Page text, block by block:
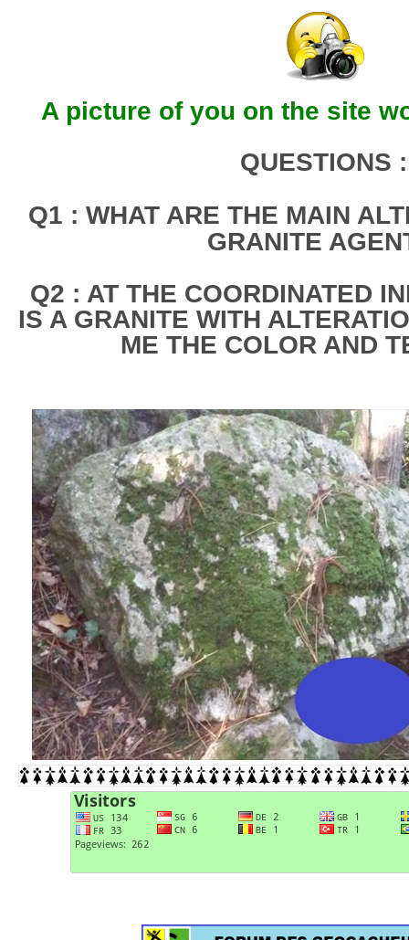
A picture of you on the site
QUESTIONS :
Q1 : WHAT ARE THE MAIN
GRANITE
Q2 : AT THE COORDINATED
IS A GRANITE WITH
ME THE COLOR AND